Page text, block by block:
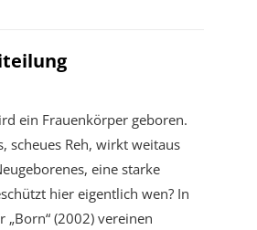
ein Frauenkörper geboren.
scheues Reh, wirkt weitaus
eine starke
hier eigentlich wen? In
(2002) vereinen